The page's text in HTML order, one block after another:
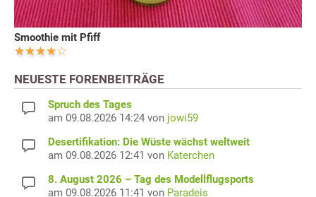
Smoothie mit Pfiff
NEUESTE FORENBEITRÄGE
Spruch des Tages
am 09.08.2026 14:24 von jowi59
Desertifikation: Die Wüste wächst weltweit
am 09.08.2026 12:41 von Katerchen
8. August 2026 – Tag des Modellflugsports
am 09.08.2026 11:41 von Paradeis